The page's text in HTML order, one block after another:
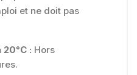
et ne doit pas
: Hors